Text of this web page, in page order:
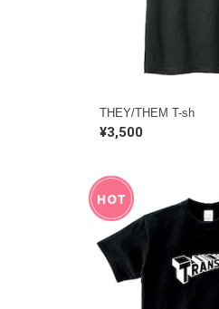
THEY/THEM T-sh
¥3,500